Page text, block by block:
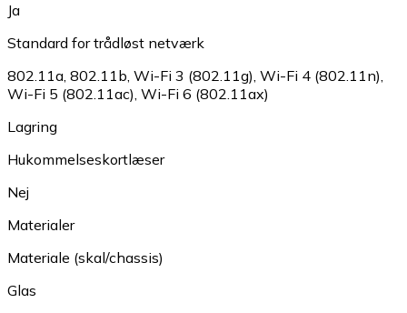
Ja
Standard for trådløst netværk
802.11a, 802.11b, Wi-Fi 3 (802.11g), Wi-Fi 4 (802.11n),
Wi-Fi 5 (802.11ac), Wi-Fi 6 (802.11ax)
Lagring
Hukommelseskortlæser
Nej
Materialer
Materiale (skal/chassis)
Glas